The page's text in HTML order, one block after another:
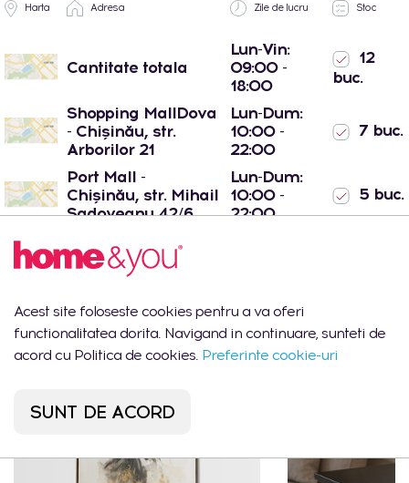
Harta Adresa Zile de lucru Stoc
Cantitate totala
Lun-Vin:
09:00 -
18:00
12
buc.
Shopping MallDova
- Chișinău, str.
Arborilor 21
Lun-Dum:
10:00 -
22:00
7 buc.
Port Mall -
Chișinău, str. Mihail
Sadoveanu 42/6
Lun-Dum:
10:00 -
22:00
5 buc.
Ar putea să îți placă
CEL MAI VÂNDUT
Acest site foloseste cookies pentru a va oferi
functionalitatea dorita. Navigand in continuare, sunteti de
acord cu Politica de cookies. Preferinte cookie-uri
SUNT DE ACORD